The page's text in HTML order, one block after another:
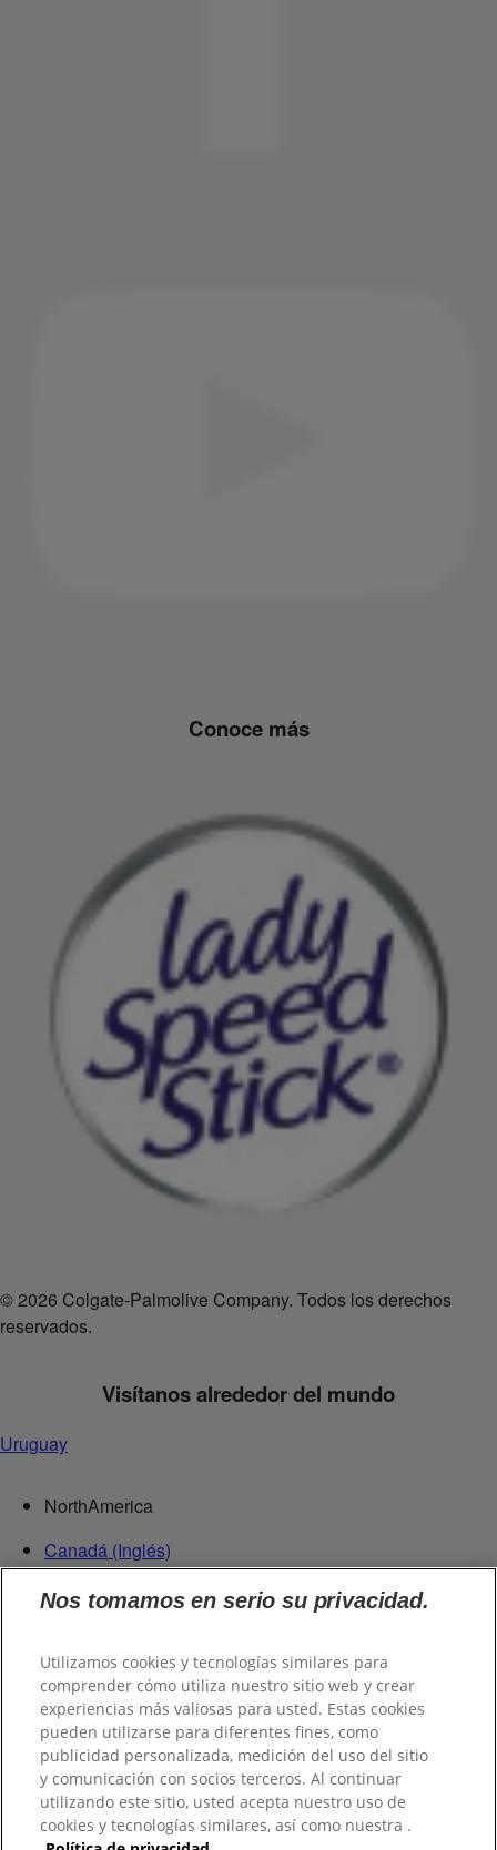
Conoce más
© 2026 Colgate-Palmolive Company. Todos los derechos
reservados.
Visítanos alrededor del mundo
Uruguay
NorthAmerica
Canadá (Inglés)
Canadá (Francés)
Estados Unidos
Centroamérica
Guatemala
Suramérica
Chile
Colombia
Nos tomamos en serio su privacidad.
Utilizamos cookies y tecnologías similares para
comprender cómo utiliza nuestro sitio web y crear
experiencias más valiosas para usted. Estas cookies
pueden utilizarse para diferentes fines, como
publicidad personalizada, medición del uso del sitio
y comunicación con socios terceros. Al continuar
utilizando este sitio, usted acepta nuestro uso de
cookies y tecnologías similares, así como nuestra .